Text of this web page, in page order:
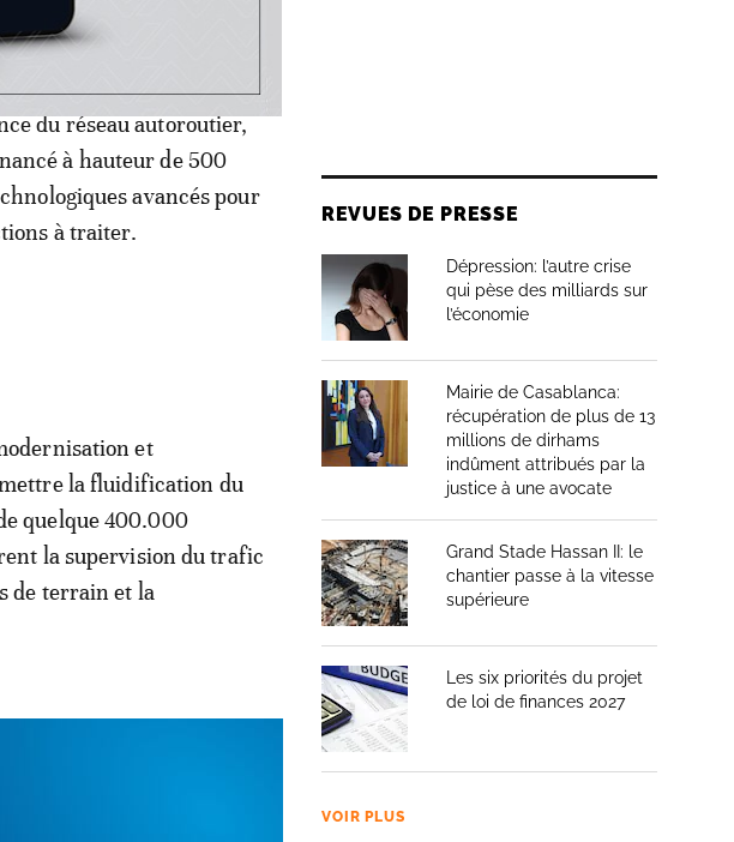
du réseau autoroutier,
à hauteur de 500
avancés pour
à traiter.
et
la fluidification du
quelque 400.000
la supervision du trafic
de terrain et la
REVUES DE PRESSE
Dépression: l’autre crise
qui pèse des milliards sur
l’économie
Mairie de Casablanca:
récupération de plus de 13
millions de dirhams
indûment attribués par la
justice à une avocate
Grand Stade Hassan II: le
chantier passe à la vitesse
supérieure
Les six priorités du projet
de loi de finances 2027
VOIR PLUS